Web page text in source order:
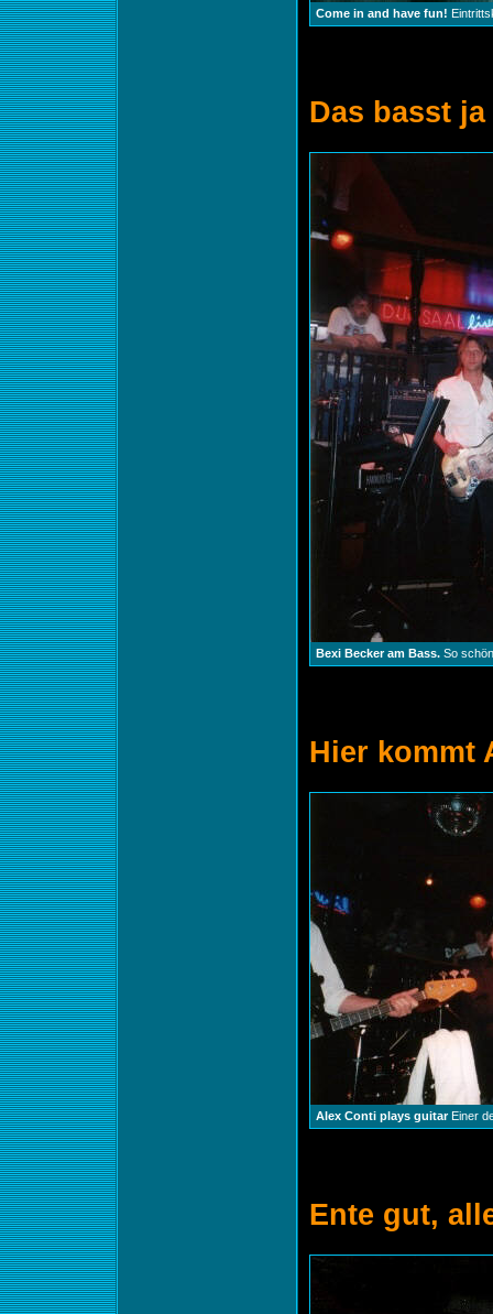
Come in and have fun!
Das basst
Bexi Becker am Bass. So
Hier kommt
Alex Conti plays guitarEiner
Ente gut,